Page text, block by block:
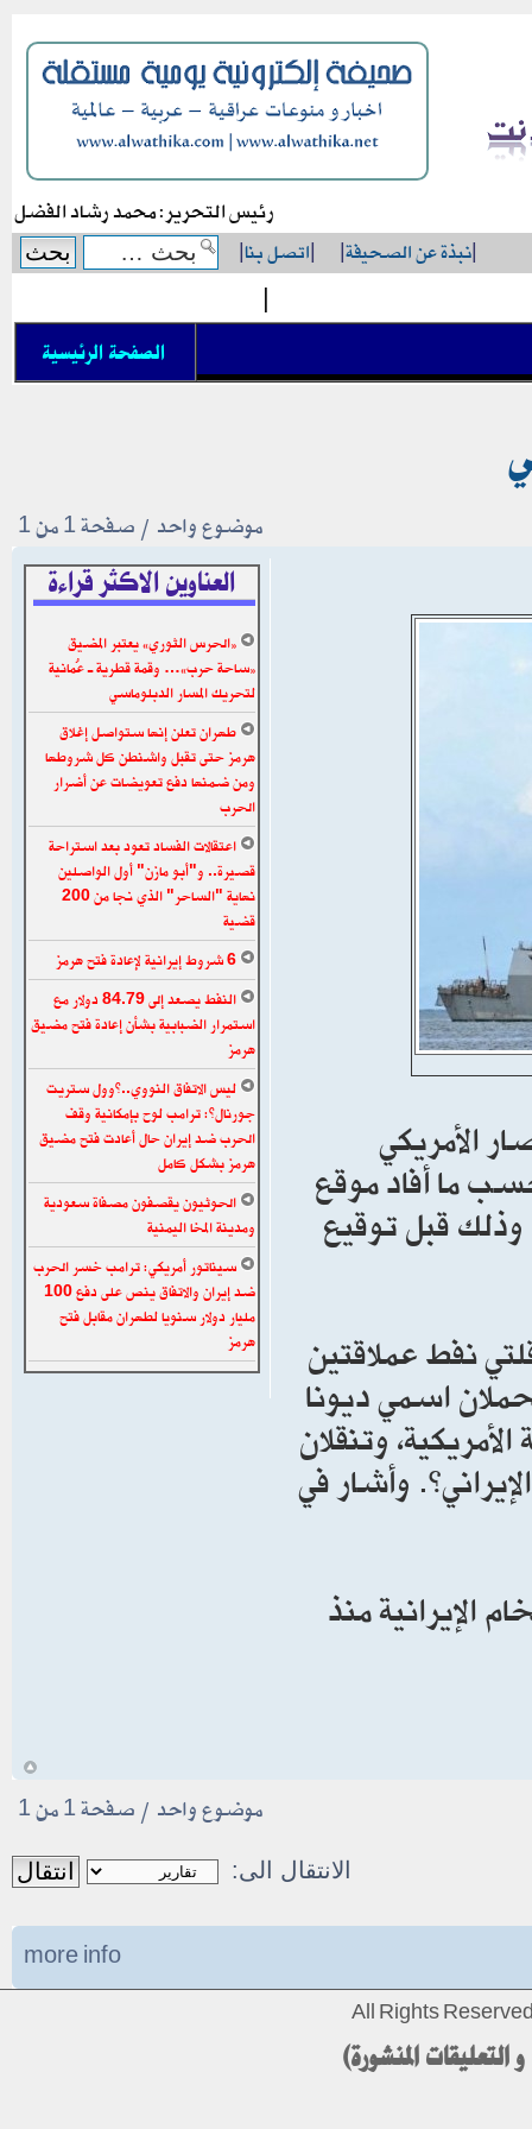
رئيس التحرير: محمد رشاد الفضل
|نبذة عن الصحيفة|
|اتصل بنا|
|
الصفحة الرئيسية
موضوع واحد • صفحة1من1
الأمريكي
ما أفاد موقع
وذلك قبل توقيع
نفط عملاقتين
اسمي ديونا
وتنقلان
الإيراني”. وأشار في
الإيرانية منذ
العناوين الاكثر قراءة
«الحرس الثوري» يعتبر المضيق
«ساحة حرب»… وقمة قطرية ـ عُمانية
لتحريك المسار الدبلوماسي
طهران تعلن إنها ستواصل إغلاق
هرمز حتى تقبل واشنطن كل شروطها
ومن ضمنها دفع تعويضات عن أضرار
الحرب
اعتقالات الفساد تعود بعد استراحة
قصيرة.. و"أبو مازن" أول الواصلين
نهاية "الساحر" الذي نجا من 200
قضية
6 شروط إيرانية لإعادة فتح هرمز
النفط يصعد إلى 84.79 دولار مع
استمرار الضبابية بشأن إعادة فتح مضيق
هرمز
ليس الاتفاق النووي..”وول ستريت
جورنال”: ترامب لوح بإمكانية وقف
الحرب ضد إيران حال أعادت فتح مضيق
هرمز بشكل كامل
الحوثيون يقصفون مصفاة سعودية
ومدينة المخا اليمنية
سيناتور أمريكي: ترامب خسر الحرب
ضد إيران والاتفاق ينص على دفع 100
مليار دولار سنويا لطهران مقابل فتح
هرمز
موضوع واحد • صفحة1من1
الانتقال الى:
more info
All Rights